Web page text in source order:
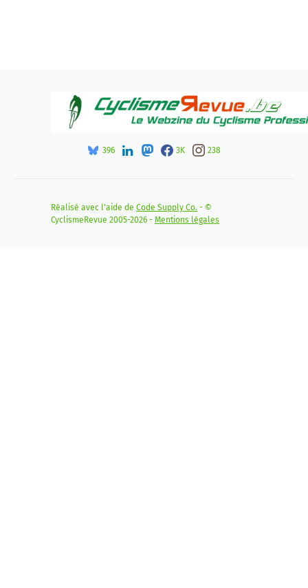
396 3K 238
Réalisé avec l'aide de Code Supply Co. - ©
CyclismeRevue 2005-2026 - Mentions légales